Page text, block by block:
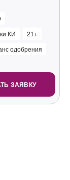
КИ
21+
одобрения
ЗАЯВКУ